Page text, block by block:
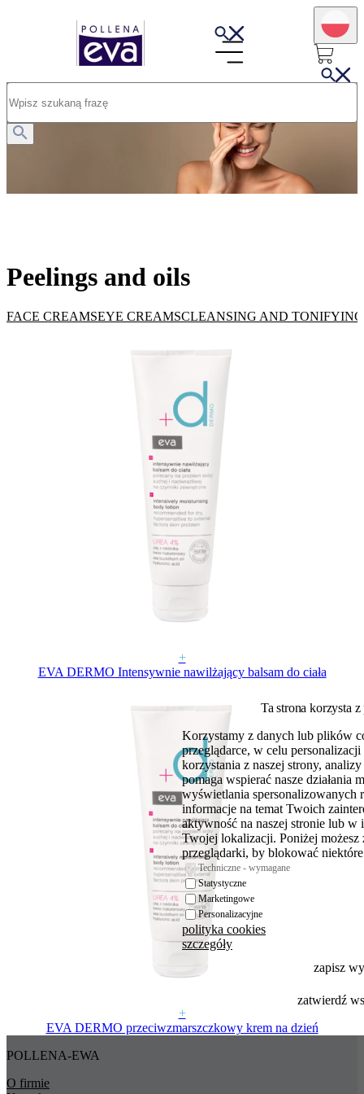
Peelings and oils
FACE CREAMSEYE CREAMSCLEANSING AND TONIFYING
+
EVA DERMO Intensywnie nawilżający balsam do ciała
+
EVA DERMO przeciwzmarszczkowy krem na dzień
Ta strona korzysta
Korzystamy z danych lub plików
przeglądarce, w celu
korzystania z naszej strony,
pomaga wspierać nasze działania
wyświetlania spersonalizowanych
informacje na temat Twoich
aktywność na naszej stronie lub
Twojej lokalizacji. Poniżej możesz
przeglądarki, by blokować
Techniczne - wymagane
Statystyczne
Marketingowe
Personalizacyjne
polityka cookies
szczegóły
zapisz
zatwierdź
POLLENA-EWA
O firmie